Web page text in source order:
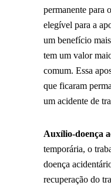
permanente para
elegível para a
um benefício
tem um valor
comum. Essa
que ficaram
um acidente de
Auxílio-doença
temporária, o
doença
recuperação do